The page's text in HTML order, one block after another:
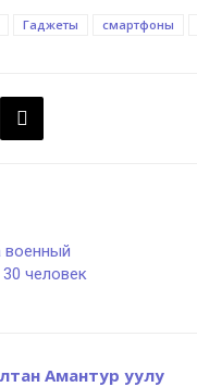
Гаджеты смартфоны
военный
человек
Амантур уулу